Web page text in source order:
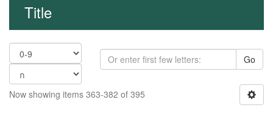
Title
Go
Now showing items 363-382 of 395